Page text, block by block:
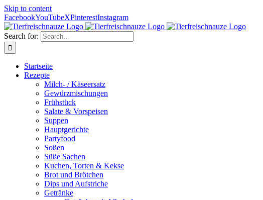
Skip to content
FacebookYouTubeXPinterestInstagram
Search for:
Startseite
Rezepte
Milch- / Käseersatz
Gewürzmischungen
Frühstück
Salate & Vorspeisen
Suppen
Hauptgerichte
Partyfood
Soßen
Süße Sachen
Kuchen, Torten & Kekse
Brot und Brötchen
Dips und Aufstriche
Getränke